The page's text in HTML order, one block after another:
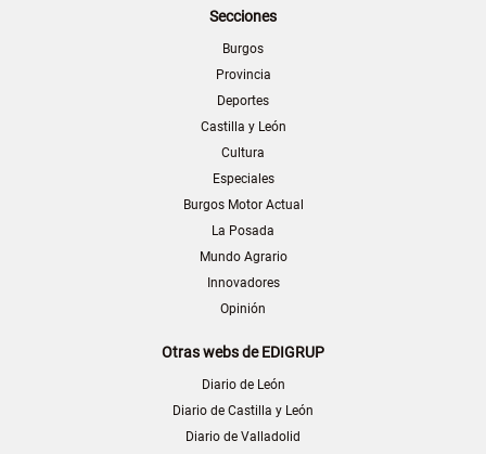
Secciones
Burgos
Provincia
Deportes
Castilla y León
Cultura
Especiales
Burgos Motor Actual
La Posada
Mundo Agrario
Innovadores
Opinión
Otras webs de EDIGRUP
Diario de León
Diario de Castilla y León
Diario de Valladolid